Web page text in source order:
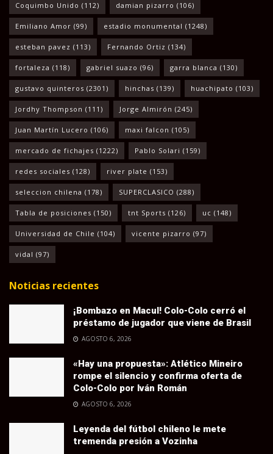
Coquimbo Unido (112) damian pizarro (106)
Emiliano Amor (99) estadio monumental (1248)
esteban pavez (113) Fernando Ortiz (134)
fortaleza (118) gabriel suazo (96) garra blanca (130)
gustavo quinteros (2301) hinchas (139) huachipato (103)
Jordhy Thompson (111) Jorge Almirón (245)
Juan Martín Lucero (106) maxi falcon (105)
mercado de fichajes (1222) Pablo Solari (159)
redes sociales (128) river plate (153)
seleccion chilena (178) SUPERCLASICO (288)
Tabla de posiciones (150) tnt Sports (126) uc (148)
Universidad de Chile (104) vicente pizarro (97)
vidal (97)
Noticias recientes
¡Bombazo en Macul! Colo-Colo cerró el
préstamo de jugador que viene de Brasil
AGOSTO 6, 2026
«Hay una propuesta»: Atlético Mineiro
rompe el silencio y confirma oferta de
Colo-Colo por Iván Román
AGOSTO 6, 2026
Leyenda del fútbol chileno le mete
tremenda presión a Vozinha